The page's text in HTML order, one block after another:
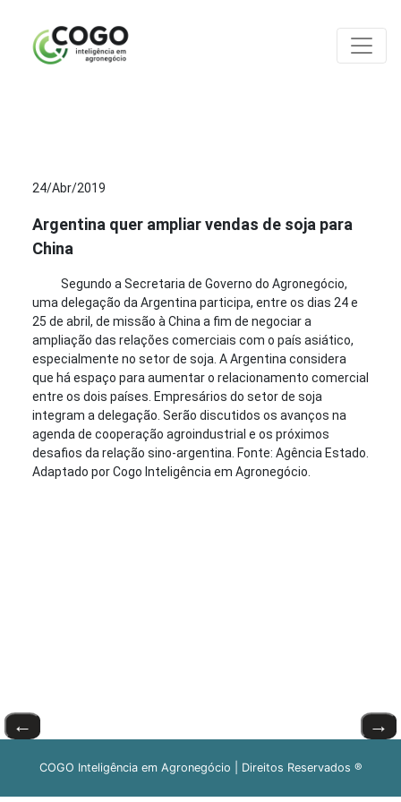
24/Abr/2019
Argentina quer ampliar vendas de soja para
China
Segundo a Secretaria de Governo do Agronegócio,
uma delegação da Argentina participa, entre os dias 24 e
25 de abril, de missão à China a fim de negociar a
ampliação das relações comerciais com o país asiático,
especialmente no setor de soja. A Argentina considera
que há espaço para aumentar o relacionamento comercial
entre os dois países. Empresários do setor de soja
integram a delegação. Serão discutidos os avanços na
agenda de cooperação agroindustrial e os próximos
desafios da relação sino-argentina. Fonte: Agência Estado.
Adaptado por Cogo Inteligência em Agronegócio.
← →
COGO Inteligência em Agronegócio | Direitos Reservados ®